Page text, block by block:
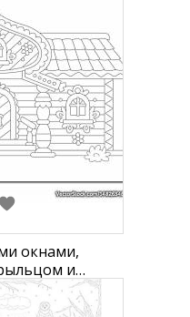
окнами,
и
кусты